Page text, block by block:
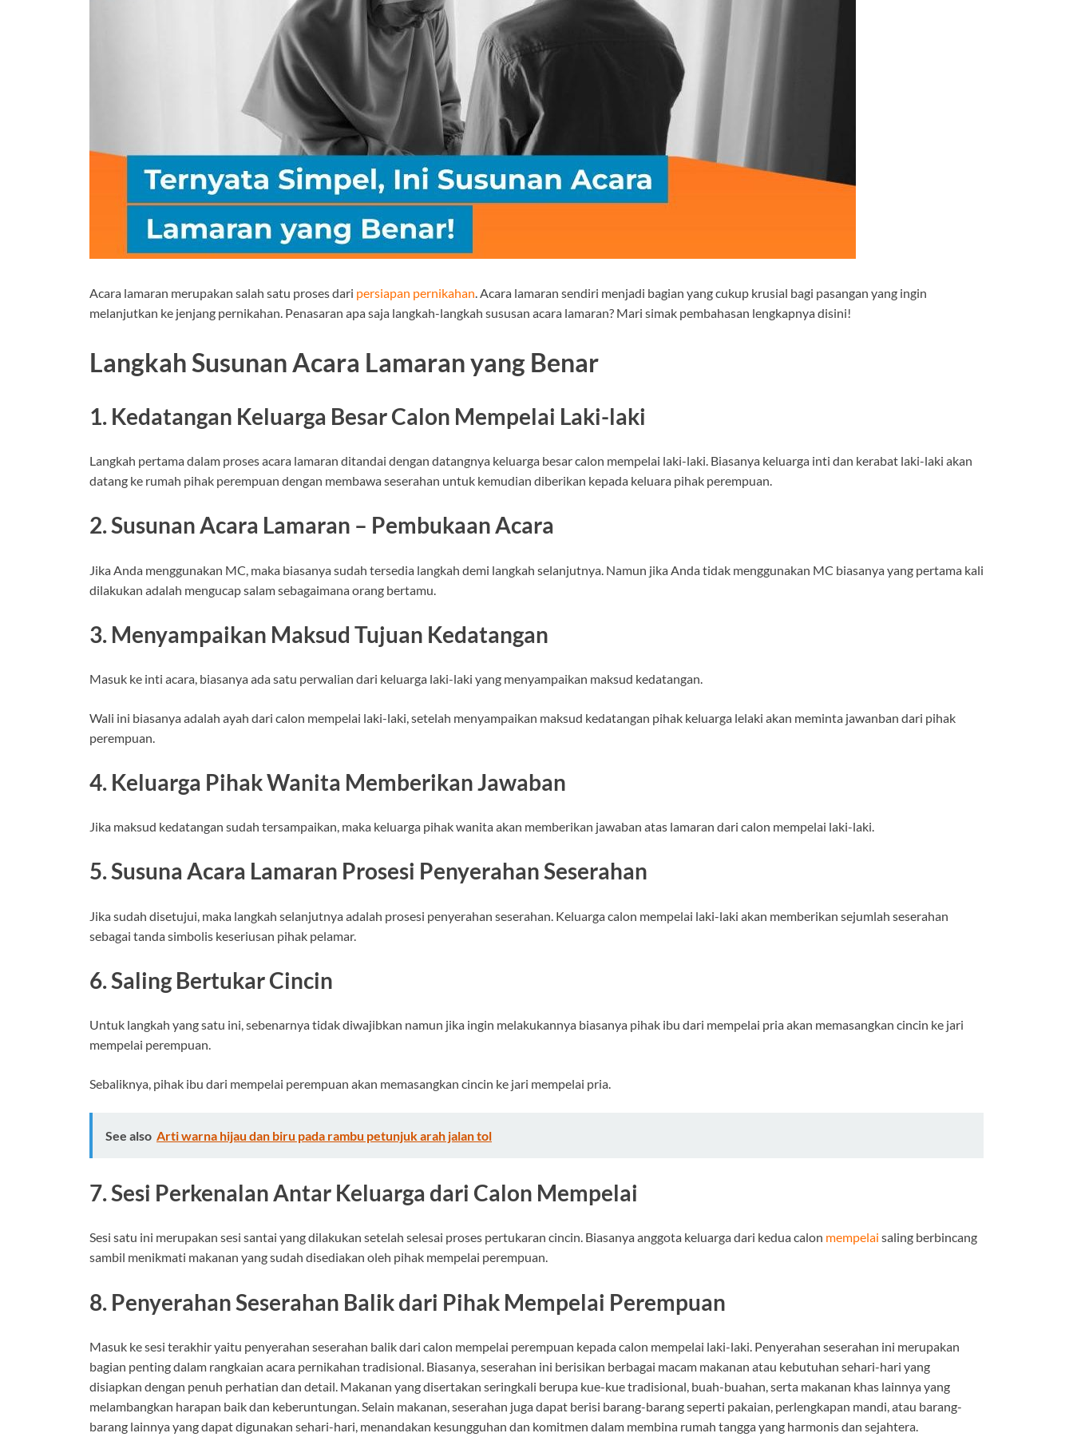
Acara lamaran merupakan salah satu proses dari persiapan pernikahan. Acara lamaran sendiri menjadi bagian yang cukup krusial bagi pasangan yang ingin
melanjutkan ke jenjang pernikahan. Penasaran apa saja langkah-langkah sususan acara lamaran? Mari simak pembahasan lengkapnya disini!
Langkah Susunan Acara Lamaran yang Benar
1. Kedatangan Keluarga Besar Calon Mempelai Laki-laki
Langkah pertama dalam proses acara lamaran ditandai dengan datangnya keluarga besar calon mempelai laki-laki. Biasanya keluarga inti dan kerabat laki-laki akan
datang ke rumah pihak perempuan dengan membawa seserahan untuk kemudian diberikan kepada keluara pihak perempuan.
2. Susunan Acara Lamaran – Pembukaan Acara
Jika Anda menggunakan MC, maka biasanya sudah tersedia langkah demi langkah selanjutnya. Namun jika Anda tidak menggunakan MC biasanya yang pertama kali
dilakukan adalah mengucap salam sebagaimana orang bertamu.
3. Menyampaikan Maksud Tujuan Kedatangan
Masuk ke inti acara, biasanya ada satu perwalian dari keluarga laki-laki yang menyampaikan maksud kedatangan.
Wali ini biasanya adalah ayah dari calon mempelai laki-laki, setelah menyampaikan maksud kedatangan pihak keluarga lelaki akan meminta jawanban dari pihak
perempuan.
4. Keluarga Pihak Wanita Memberikan Jawaban
Jika maksud kedatangan sudah tersampaikan, maka keluarga pihak wanita akan memberikan jawaban atas lamaran dari calon mempelai laki-laki.
5. Susuna Acara Lamaran Prosesi Penyerahan Seserahan
Jika sudah disetujui, maka langkah selanjutnya adalah prosesi penyerahan seserahan. Keluarga calon mempelai laki-laki akan memberikan sejumlah seserahan
sebagai tanda simbolis keseriusan pihak pelamar.
6. Saling Bertukar Cincin
Untuk langkah yang satu ini, sebenarnya tidak diwajibkan namun jika ingin melakukannya biasanya pihak ibu dari mempelai pria akan memasangkan cincin ke jari
mempelai perempuan.
Sebaliknya, pihak ibu dari mempelai perempuan akan memasangkan cincin ke jari mempelai pria.
See also Arti warna hijau dan biru pada rambu petunjuk arah jalan tol
7. Sesi Perkenalan Antar Keluarga dari Calon Mempelai
Sesi satu ini merupakan sesi santai yang dilakukan setelah selesai proses pertukaran cincin. Biasanya anggota keluarga dari kedua calon mempelai saling berbincang
sambil menikmati makanan yang sudah disediakan oleh pihak mempelai perempuan.
8. Penyerahan Seserahan Balik dari Pihak Mempelai Perempuan
Masuk ke sesi terakhir yaitu penyerahan seserahan balik dari calon mempelai perempuan kepada calon mempelai laki-laki. Penyerahan seserahan ini merupakan
bagian penting dalam rangkaian acara pernikahan tradisional. Biasanya, seserahan ini berisikan berbagai macam makanan atau kebutuhan sehari-hari yang
disiapkan dengan penuh perhatian dan detail. Makanan yang disertakan seringkali berupa kue-kue tradisional, buah-buahan, serta makanan khas lainnya yang
melambangkan harapan baik dan keberuntungan. Selain makanan, seserahan juga dapat berisi barang-barang seperti pakaian, perlengkapan mandi, atau barang-
barang lainnya yang dapat digunakan sehari-hari, menandakan kesungguhan dan komitmen dalam membina rumah tangga yang harmonis dan sejahtera.